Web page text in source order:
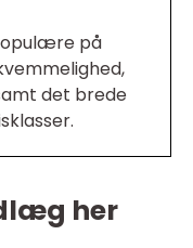
på
det brede
her